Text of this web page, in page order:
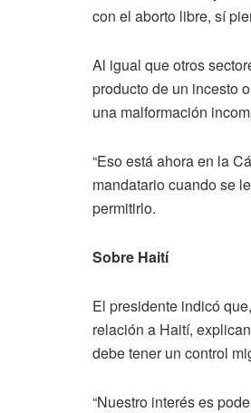
con el aborto libre, sí
Al igual que otros
producto de un incesto
una malformación
“Eso está ahora en la
mandatario cuando se
permitirlo.
Sobre Haití
El presidente indicó
relación a Haití,
debe tener un control
“Nuestro interés es